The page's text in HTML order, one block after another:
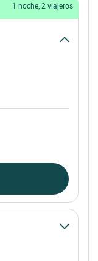
1 noche, 2 viajeros